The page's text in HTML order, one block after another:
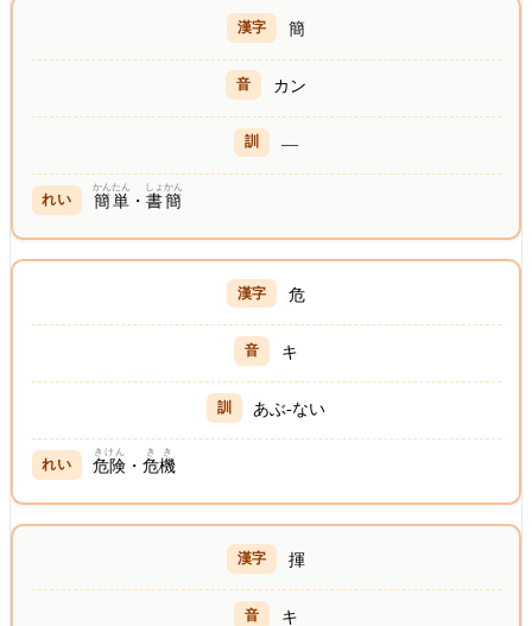
簡
カン
—
簡単
かんたん
・書簡
しょかん
危
キ
あぶ-ない
危険
きけん
・危機
きき
揮
キ